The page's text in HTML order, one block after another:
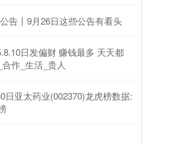
告丨9月26日这些公告有看头
日发偏财 赚钱最多 天天都
作_生活_贵人
日亚太药业(002370)龙虎榜数据: